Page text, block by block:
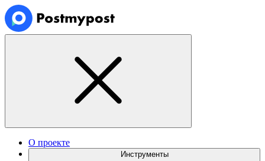
О проекте
Инструменты